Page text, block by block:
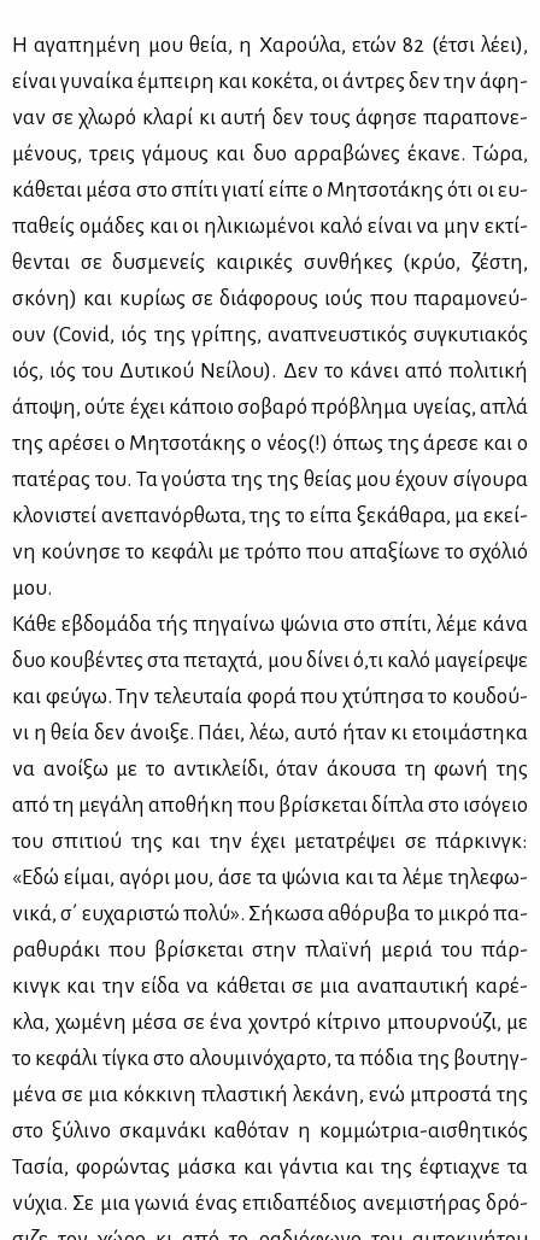
Η αγα­πη­μέ­νη μου θεία, η Χα­ρού­λα, ετών 82 (έτσι λέ­ει),
εί­ναι γυ­ναί­κα έμπει­ρη και κο­κέ­τα, οι άντρες δεν την άφη­
ναν σε χλω­ρό κλα­ρί κι αυ­τή δεν τους άφη­σε πα­ρα­πο­νε­
μέ­νους, τρεις γά­μους και δυο αρ­ρα­βώ­νες έκα­νε. Τώ­ρα,
κά­θε­ται μέ­σα στο σπί­τι για­τί εί­πε ο Μη­τσο­τά­κης ότι οι ευ­
πα­θείς ομά­δες και οι ηλι­κιω­μέ­νοι κα­λό εί­ναι να μην εκτί­
θε­νται σε δυ­σμε­νείς και­ρι­κές συν­θή­κες (κρύο, ζέ­στη,
σκό­νη) και κυ­ρί­ως σε διά­φο­ρους ιούς που πα­ρα­μο­νεύ­
ουν (Covid, ιός της γρί­πης, ανα­πνευ­στι­κός συ­γκυ­τια­κός
ιός, ιός του Δυ­τι­κού Νεί­λου). Δεν το κά­νει από πο­λι­τι­κή
άπο­ψη, ού­τε έχει κά­ποιο σο­βα­ρό πρό­βλη­μα υγεί­ας, απλά
της αρέ­σει ο Μη­τσο­τά­κης ο νέ­ος(!) όπως της άρε­σε και ο
πα­τέ­ρας του. Τα γού­στα της της θεί­ας μου έχουν σί­γου­ρα
κλο­νι­στεί ανε­πα­νόρ­θω­τα, της το εί­πα ξε­κά­θα­ρα, μα εκεί­
νη κού­νη­σε το κε­φά­λι με τρό­πο που απα­ξί­ω­νε το σχό­λιό
μου.
Κά­θε εβδο­μά­δα τής πη­γαί­νω ψώ­νια στο σπί­τι, λέ­με κά­να
δυο κου­βέ­ντες στα πε­τα­χτά, μου δί­νει ό,τι κα­λό μα­γεί­ρε­ψε
και φεύ­γω. Την τε­λευ­ταία φο­ρά που χτύ­πη­σα το κου­δού­
νι η θεία δεν άνοι­ξε. Πά­ει, λέω, αυ­τό ήταν κι ετοι­μά­στη­κα
να ανοί­ξω με το αντι­κλεί­δι, όταν άκου­σα τη φω­νή της
από τη με­γά­λη απο­θή­κη που βρί­σκε­ται δί­πλα στο ισό­γειο
του σπι­τιού της και την έχει με­τα­τρέ­ψει σε πάρ­κινγκ:
«Εδώ εί­μαι, αγό­ρι μου, άσε τα ψώ­νια και τα λέ­με τη­λε­φω­
νι­κά, σ΄ ευ­χα­ρι­στώ πο­λύ». Σή­κω­σα αθό­ρυ­βα το μι­κρό πα­
ρα­θυ­ρά­κι που βρί­σκε­ται στην πλαϊ­νή με­ριά του πάρ­
κινγκ και την εί­δα να κά­θε­ται σε μια ανα­παυ­τι­κή κα­ρέ­
κλα, χω­μέ­νη μέ­σα σε ένα χο­ντρό κί­τρι­νο μπουρ­νού­ζι, με
το κε­φά­λι τί­γκα στο αλου­μι­νό­χαρ­το, τα πό­δια της βου­τηγ­
μέ­να σε μια κόκ­κι­νη πλα­στι­κή λε­κά­νη, ενώ μπρο­στά της
στο ξύ­λι­νο σκα­μνά­κι κα­θό­ταν η κομ­μώ­τρια-αι­σθη­τι­κός
Τα­σία, φο­ρώ­ντας μά­σκα και γά­ντια και της έφτια­χνε τα
νύ­χια. Σε μια γω­νιά ένας επι­δα­πέ­διος ανε­μι­στή­ρας δρό­